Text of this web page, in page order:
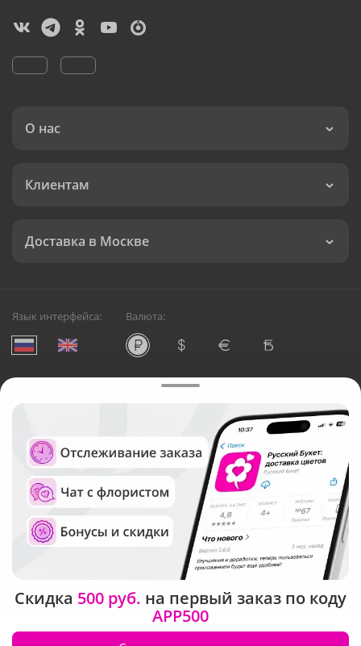
О нас
Клиентам
Доставка в Москве
Язык интерфейса: Валюта:
Служба круглосуточной доставки цветов в Москве
Русский Букет, 2026
Общество с ограниченной ответственностью «Технология»
ОГРН: 1195476081745, ИНН: 5410081997
Юридический адрес: г. Новосибирск, ул. Ипподромская,
д.42, оф. 3
Рейтинг Русского букета в г. Москва
Скидка 500 руб. на первый заказ по коду
APP500